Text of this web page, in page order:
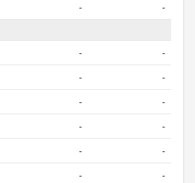
-
-
-
-
-
-
-
-
-
-
-
-
-
-